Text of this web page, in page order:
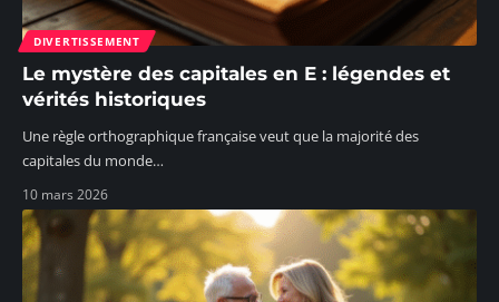
DIVERTISSEMENT
Le mystère des capitales en E : légendes et
vérités historiques
Une règle orthographique française veut que la majorité des
capitales du monde…
10 mars 2026